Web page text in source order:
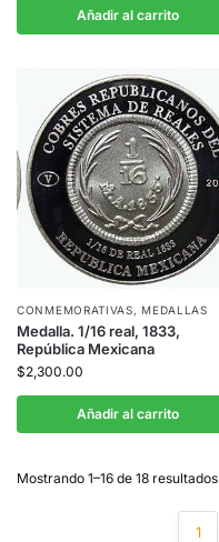
Añadir al carrito
CONMEMORATIVAS,MEDALLAS
Medalla. 1/16 real, 1833,
República Mexicana
$2,300.00
Añadir al carrito
Mostrando 1–16 de 18 resultados
1